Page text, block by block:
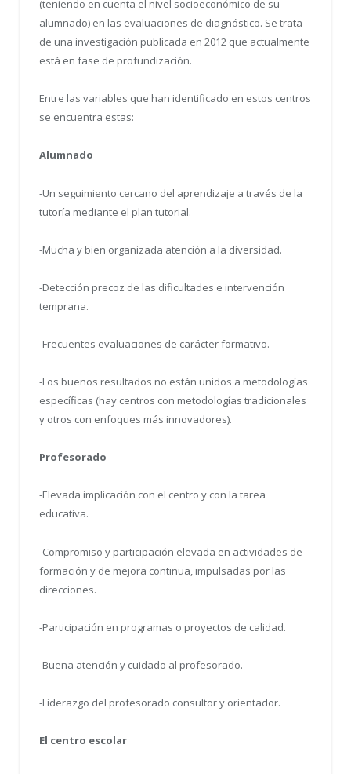
(teniendo en cuenta el nivel socioeconómico de su
alumnado) en las evaluaciones de diagnóstico. Se trata
de una investigación publicada en 2012 que actualmente
está en fase de profundización.
Entre las variables que han identificado en estos centros
se encuentra estas:
Alumnado
-Un seguimiento cercano del aprendizaje a través de la
tutoría mediante el plan tutorial.
-Mucha y bien organizada atención a la diversidad.
-Detección precoz de las dificultades e intervención
temprana.
-Frecuentes evaluaciones de carácter formativo.
-Los buenos resultados no están unidos a metodologías
específicas (hay centros con metodologías tradicionales
y otros con enfoques más innovadores).
Profesorado
-Elevada implicación con el centro y con la tarea
educativa.
-Compromiso y participación elevada en actividades de
formación y de mejora continua, impulsadas por las
direcciones.
-Participación en programas o proyectos de calidad.
-Buena atención y cuidado al profesorado.
-Liderazgo del profesorado consultor y orientador.
El centro escolar